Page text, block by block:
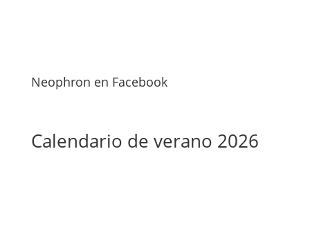
Neophron en Facebook
Calendario de verano 2026